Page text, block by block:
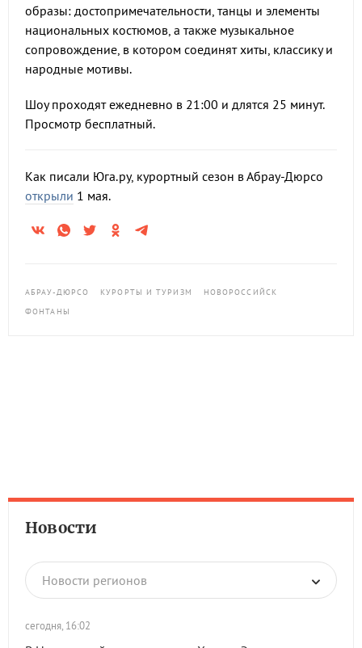
образы: достопримечательности, танцы и элементы
национальных костюмов, а также музыкальное
сопровождение, в котором соединят хиты, классику и
народные мотивы.
Шоу проходят ежедневно в 21:00 и длятся 25 минут.
Просмотр бесплатный.
Как писали Юга.ру, курортный сезон в Абрау-Дюрсо
открыли 1 мая.
АБРАУ-ДЮРСО КУРОРТЫ И ТУРИЗМ
НОВОРОССИЙСК
ФОНТАНЫ
Новости
Новости регионов
сегодня, 16:02